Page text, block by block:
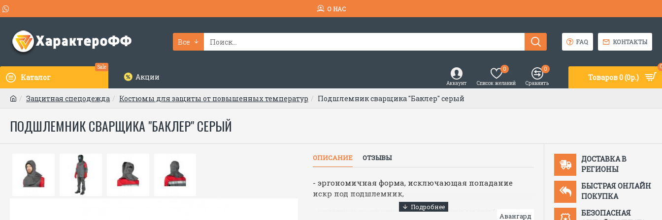
О НАС
Все FAQ КОНТАКТЫ
Каталог
Sale
Акции
Аккаунт Список желаний
0
Сравнить
0
Товаров 0 (0р.)
Защитная спецодежда Костюмы для защиты от повышенных температур Подшлемник сварщика "Баклер" серый
ПОДШЛЕМНИК СВАРЩИКА "БАКЛЕР" СЕРЫЙ
ОПИСАНИЕ ОТЗЫВЫ
- эргономичная форма, исключающая попадание
искр под подшлемник,
- хлястики на липучке для фиксации маски (каски),
Авангард
ДОСТАВКА В
РЕГИОНЫ
БЫСТРАЯ ОНЛАЙН
ПОКУПКА
БЕЗОПАСНАЯ